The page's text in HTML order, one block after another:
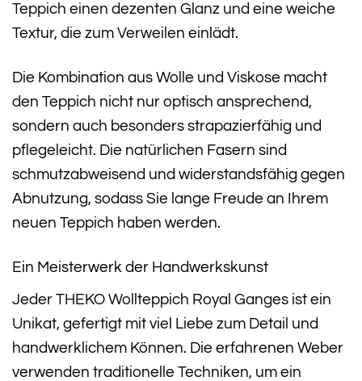
Teppich einen dezenten Glanz und eine weiche
Textur, die zum Verweilen einlädt.
Die Kombination aus Wolle und Viskose macht
den Teppich nicht nur optisch ansprechend,
sondern auch besonders strapazierfähig und
pflegeleicht. Die natürlichen Fasern sind
schmutzabweisend und widerstandsfähig gegen
Abnutzung, sodass Sie lange Freude an Ihrem
neuen Teppich haben werden.
Ein Meisterwerk der Handwerkskunst
Jeder THEKO Wollteppich Royal Ganges ist ein
Unikat, gefertigt mit viel Liebe zum Detail und
handwerklichem Können. Die erfahrenen Weber
verwenden traditionelle Techniken, um ein